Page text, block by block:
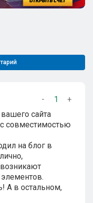
- 1
+
сайта
совместимостью
на блог в
А в остальном,